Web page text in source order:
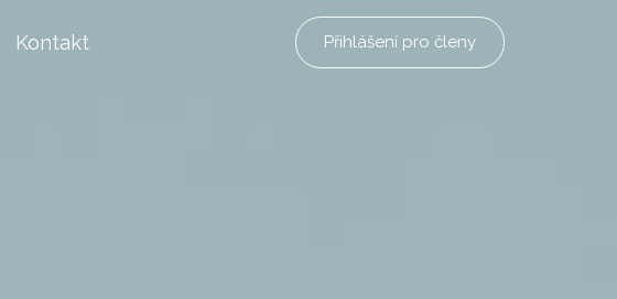
Kontakt Přihlášení pro členy